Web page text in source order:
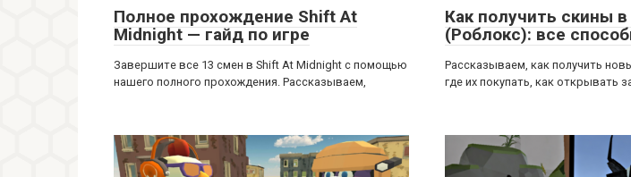
Полное прохождение Shift At
Midnight — гайд по игре
Завершите все 13 смен в Shift At Midnight с помощью
нашего полного прохождения. Рассказываем,
Как получить скины
(Роблокс): все
Рассказываем, как получить
где их покупать, как открывать